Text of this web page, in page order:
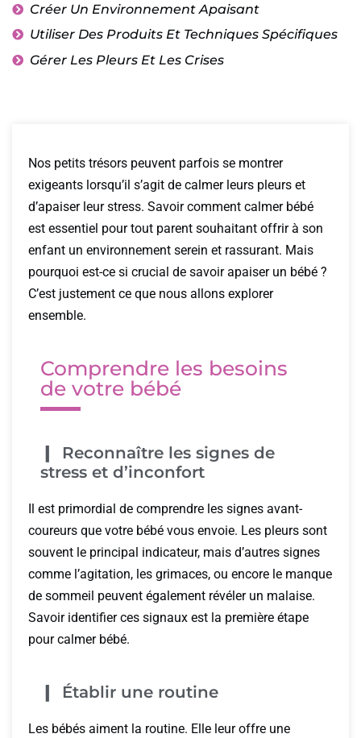
Créer Un Environnement Apaisant
Utiliser Des Produits Et Techniques Spécifiques
Gérer Les Pleurs Et Les Crises
Nos petits trésors peuvent parfois se montrer
exigeants lorsqu’il s’agit de calmer leurs pleurs et
d’apaiser leur stress. Savoir comment calmer bébé
est essentiel pour tout parent souhaitant offrir à son
enfant un environnement serein et rassurant. Mais
pourquoi est-ce si crucial de savoir apaiser un bébé ?
C’est justement ce que nous allons explorer
ensemble.
Comprendre les besoins
de votre bébé
Reconnaître les signes de
stress et d’inconfort
Il est primordial de comprendre les signes avant-
coureurs que votre bébé vous envoie. Les pleurs sont
souvent le principal indicateur, mais d’autres signes
comme l’agitation, les grimaces, ou encore le manque
de sommeil peuvent également révéler un malaise.
Savoir identifier ces signaux est la première étape
pour calmer bébé.
Établir une routine
Les bébés aiment la routine. Elle leur offre une